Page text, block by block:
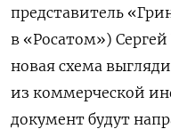
представитель
в «Росатом»)
новая схема
из коммерческой
документ будут